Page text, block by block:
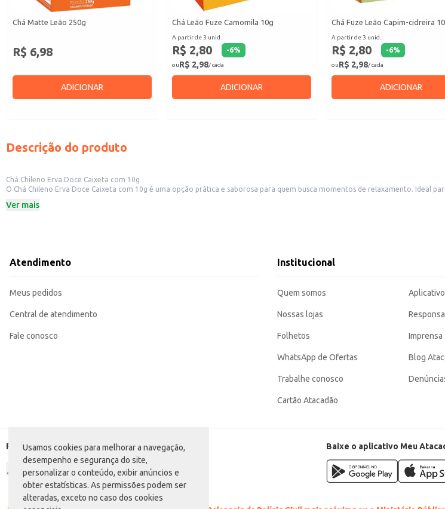
Usamos cookies para melhorar a navegação,
desempenho e segurança do site,
personalizar o conteúdo, exibir anúncios e
obter estatísticas. As permissões podem ser
alteradas, exceto no caso dos cookies
Chá Matte Leão 250g
R$ 6,98
ADICIONAR
Chá Leão Fuze Camomila 10g
A partir de 3 unid.
R$ 2,80 -6%
ouR$ 2,98/ cada
ADICIONAR
Chá Fuze Leão Capim-cidreira
A partir de 3 unid.
R$ 2,80 -6%
ouR$ 2,98/ cada
ADICIONAR
Descrição do produto
Chá Chileno Erva Doce Caixeta com 10g
O Chá Chileno Erva Doce Caixeta com 10g é uma opção prática e saborosa para quem busca momentos de relaxamento. Ideal
Marca: Chileno
Coe e sirva.
Pode ser adoçado a gosto.
característico agradam a diversos paladares.
Ver mais
Atendimento
Meus pedidos
Central de atendimento
Fale conosco
Institucional
Quem somos
Nossas lojas
Folhetos
WhatsApp de Ofertas
Trabalhe conosco
Cartão Atacadão
Imprensa
Blog
Formas de pagamento Baixe o aplicativo Meu